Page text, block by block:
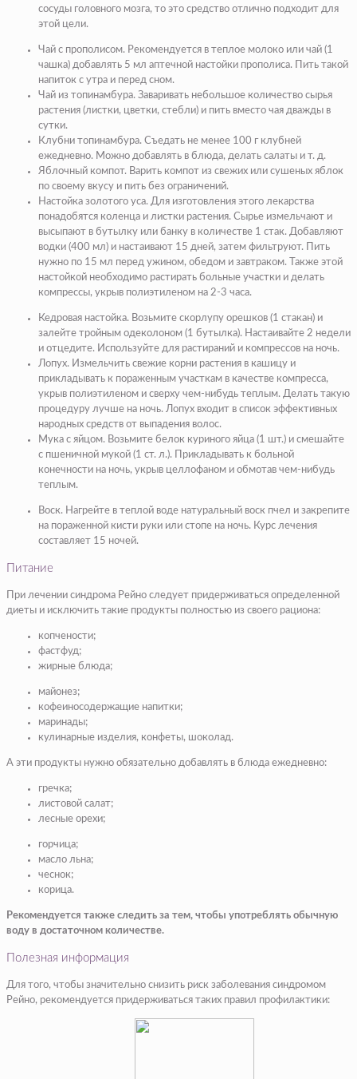
сосуды головного мозга, то это средство отлично подходит для
этой цели.
Чай с прополисом. Рекомендуется в теплое молоко или чай (1
чашка) добавлять 5 мл аптечной настойки прополиса. Пить такой
напиток с утра и перед сном.
Чай из топинамбура. Заваривать небольшое количество сырья
растения (листки, цветки, стебли) и пить вместо чая дважды в
сутки.
Клубни топинамбура. Съедать не менее 100 г клубней
ежедневно. Можно добавлять в блюда, делать салаты и т. д.
Яблочный компот. Варить компот из свежих или сушеных яблок
по своему вкусу и пить без ограничений.
Настойка золотого уса. Для изготовления этого лекарства
понадобятся коленца и листки растения. Сырье измельчают и
высыпают в бутылку или банку в количестве 1 стак. Добавляют
водки (400 мл) и настаивают 15 дней, затем фильтруют. Пить
нужно по 15 мл перед ужином, обедом и завтраком. Также этой
настойкой необходимо растирать больные участки и делать
компрессы, укрыв полиэтиленом на 2-3 часа.
Кедровая настойка. Возьмите скорлупу орешков (1 стакан) и
залейте тройным одеколоном (1 бутылка). Настаивайте 2 недели
и отцедите. Используйте для растираний и компрессов на ночь.
Лопух. Измельчить свежие корни растения в кашицу и
прикладывать к пораженным участкам в качестве компресса,
укрыв полиэтиленом и сверху чем-нибудь теплым. Делать такую
процедуру лучше на ночь. Лопух входит в список эффективных
народных средств от выпадения волос.
Мука с яйцом. Возьмите белок куриного яйца (1 шт.) и смешайте
с пшеничной мукой (1 ст. л.). Прикладывать к больной
конечности на ночь, укрыв целлофаном и обмотав чем-нибудь
теплым.
Воск. Нагрейте в теплой воде натуральный воск пчел и закрепите
на пораженной кисти руки или стопе на ночь. Курс лечения
составляет 15 ночей.
Питание
При лечении синдрома Рейно следует придерживаться определенной
диеты и исключить такие продукты полностью из своего рациона:
копчености;
фастфуд;
жирные блюда;
майонез;
кофеиносодержащие напитки;
маринады;
кулинарные изделия, конфеты, шоколад.
А эти продукты нужно обязательно добавлять в блюда ежедневно:
гречка;
листовой салат;
лесные орехи;
горчица;
масло льна;
чеснок;
корица.
Рекомендуется также следить за тем, чтобы употреблять обычную
воду в достаточном количестве.
Полезная информация
Для того, чтобы значительно снизить риск заболевания синдромом
Рейно, рекомендуется придерживаться таких правил профилактики: